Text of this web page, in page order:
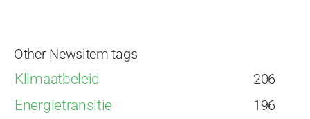
ergste
achter
Other Newsitem tags
Klimaatbeleid 206
Energietransitie 196